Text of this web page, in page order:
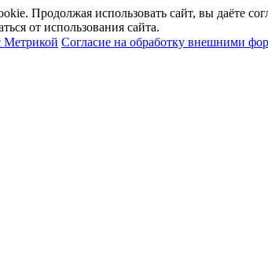
Продолжая использовать сайт, вы даёте
от использования сайта.
Метрикой Согласие на обработку внешними